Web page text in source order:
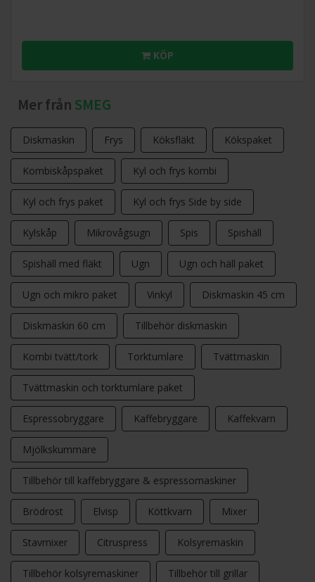
KÖP
Mer från SMEG
Diskmaskin Frys Köksfläkt Kökspaket
Kombiskåpspaket Kyl och frys kombi
Kyl och frys paket Kyl och frys Side by side
Kylskåp Mikrovågsugn Spis Spishäll
Spishäll med fläkt Ugn Ugn och häll paket
Ugn och mikro paket Vinkyl Diskmaskin 45 cm
Diskmaskin 60 cm Tillbehör diskmaskin
Kombi tvätt/tork Torktumlare Tvättmaskin
Tvättmaskin och torktumlare paket
Espressobryggare Kaffebryggare Kaffekvarn
Mjölkskummare
Tillbehör till kaffebryggare & espressomaskiner
Brödrost Elvisp Köttkvarn Mixer
Stavmixer Citruspress Kolsyremaskin
Tillbehör kolsyremaskiner Tillbehör till grillar